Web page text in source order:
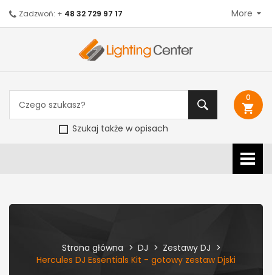
Szukaj także w opisach
0
shopping_cart
Zadzwoń: + 48 32 729 97 17 More
Strona główna DJ
Zestawy DJ
Hercules DJ Essentials Kit - gotowy zestaw Djski